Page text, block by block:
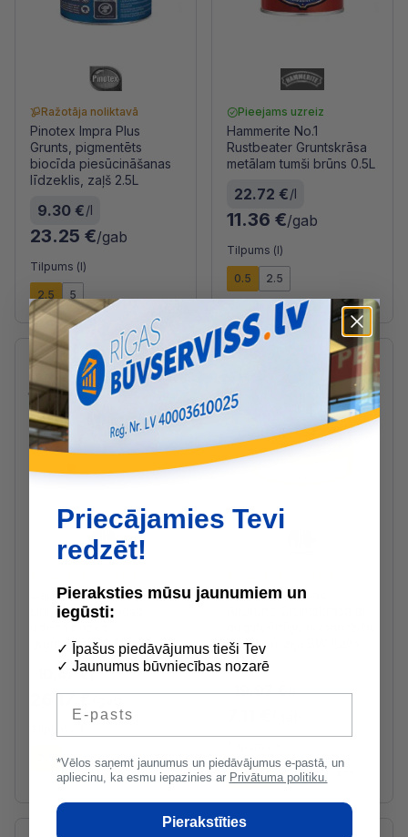
Ražotāja noliktavā
Pinotex Impra Plus
Grunts, pigmentēts
biocīda piesūcināšanas
līdzeklis, zaļš 2.5L
9.30 €/l
23.25 €/gab
Tilpums (l)
2.5 5
Pieejams uzreiz
Hammerite No.1
Rustbeater Gruntskrāsa
metālam tumši brūns 0.5L
22.72 €/l
11.36 €/gab
Tilpums (l)
0.5 2.5
Caparol Capagrund
Universal Izolējošā
gruntskrāsa 2.5L
10.47 €/l
26.17 €
10
Caparol Capalac
pret koroziju BW Balta
0.356L
19.97 €/l
0.356 0.713
Priecājamies Tevi
redzēt!
Pieraksties mūsu jaunumiem un
iegūsti:
✓ Īpašus piedāvājumus tieši Tev
✓ Jaunumus būvniecības nozarē
*Vēlos saņemt jaunumus un piedāvājumus e-pastā, un
apliecinu, ka esmu iepazinies ar Privātuma politiku.
Pierakstīties